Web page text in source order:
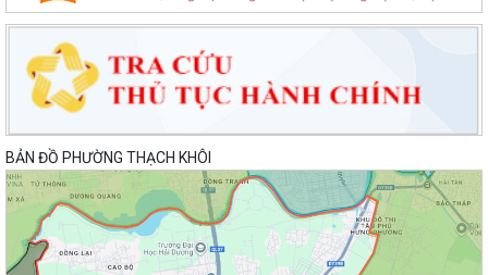
BẢN ĐỒ PHƯỜNG THẠCH KHÔI
Lan toả đạo lý "Uống nước nhớ nguồn" tại Trung tâm Phục vụ hành